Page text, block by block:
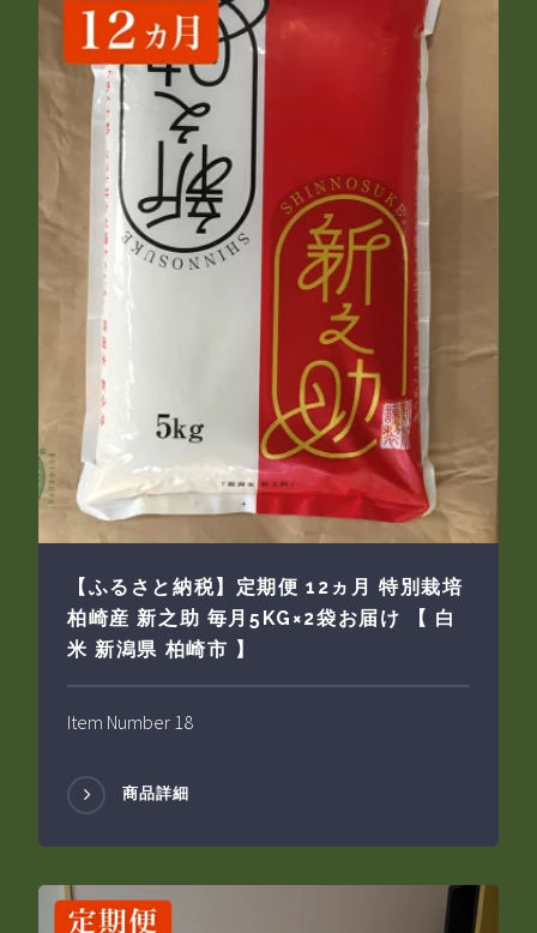
【ふるさと納税】定期便 12ヵ月 特別栽培
柏崎産 新之助 毎月5KG×2袋お届け 【 白
米 新潟県 柏崎市 】
Item Number 18
商品詳細